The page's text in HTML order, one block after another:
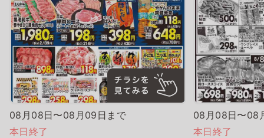
08月08日〜08月09日まで
本日終了
08月08日〜08
本日終了